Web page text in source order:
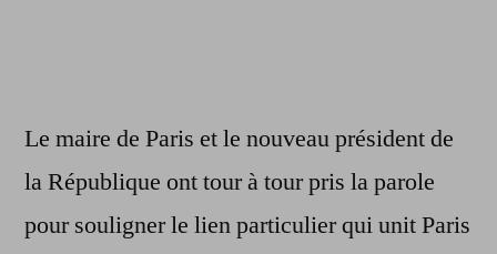
Le maire de Paris et le nouveau président de
la République ont tour à tour pris la parole
pour souligner le lien particulier qui unit Paris